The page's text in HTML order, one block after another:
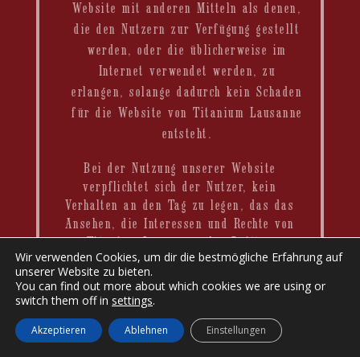
Website mit anderen Mitteln als denen,
die den Nutzern zur Verfügung gestellt
werden, oder die üblicherweise im
Internet verwendet werden, zu
erlangen, solange dadurch kein Schaden
für die Website von Titanium Lausanne
entsteht.
Bei der Nutzung unserer Website
verpflichtet sich der Nutzer, kein
Verhalten an den Tag zu legen, das das
Ansehen, die Interessen und Rechte von
Titanium Lausanne oder Dritten
schädigen, die Website beschädigen,
unbrauchbar machen oder überlasten oder
die normale Nutzung der Website auf
irgendeine Weise verhindern könnte.
Wir verwenden Cookies, um dir die bestmögliche Erfahrung auf
unserer Website zu bieten.
You can find out more about which cookies we are using or
switch them off in settings.
Akzeptieren Ablehnen Einstellungen